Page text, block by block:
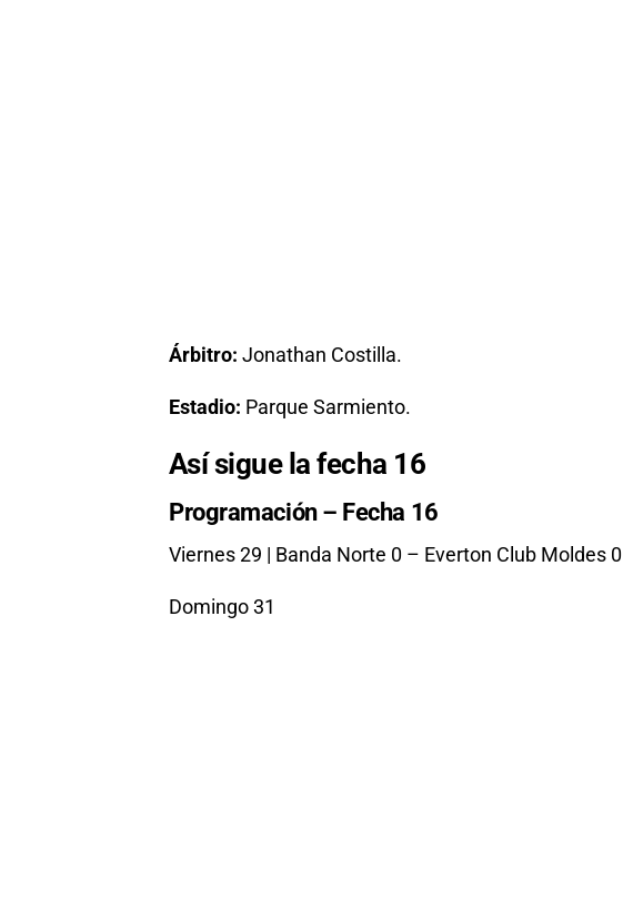
Árbitro: Jonathan Costilla.
Estadio: Parque Sarmiento.
Así sigue la fecha 16
Programación – Fecha 16
Viernes 29 | Banda Norte 0 – Everton Club Moldes 0
Domingo 31